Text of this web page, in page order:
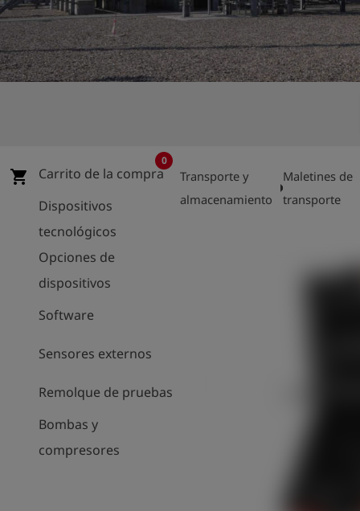
shield Registro
shopping_cart Carrito de la compra
0
Dispositivos
tecnológicos
Opciones de
dispositivos
Software
Sensores externos
Remolque de pruebas
Bombas y
compresores
Transporte y
almacenamiento
arrow_right
Maletines de
transporte